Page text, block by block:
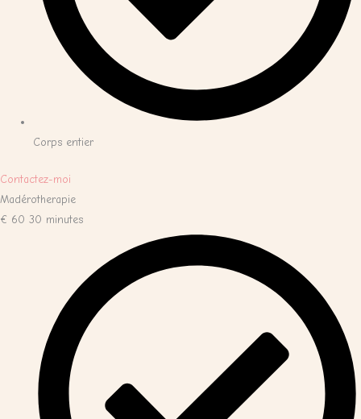
Corps entier
Contactez-moi
Madérotherapie
€ 60 30 minutes